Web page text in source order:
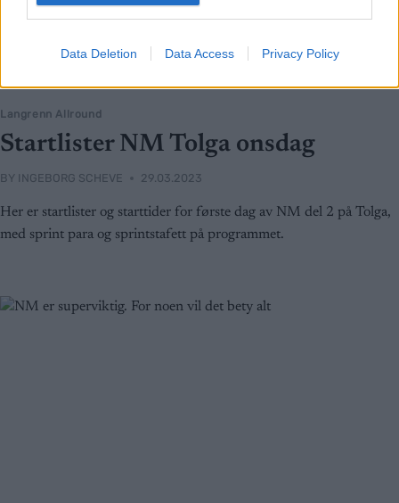
Data Deletion Data Access Privacy Policy
Langrenn Allround
Startlister NM Tolga onsdag
BY INGEBORG SCHEVE 29.03.2023
Her er startlister og starttider for første dag av NM del 2 på Tolga,
med sprint para og sprintstafett på programmet.